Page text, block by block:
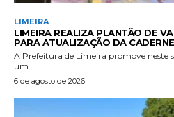
LIMEIRA
LIMEIRA REALIZA PLANTÃO DE
PARA ATUALIZAÇÃO DA
A Prefeitura de Limeira promove neste
um...
6 de agosto de 2026